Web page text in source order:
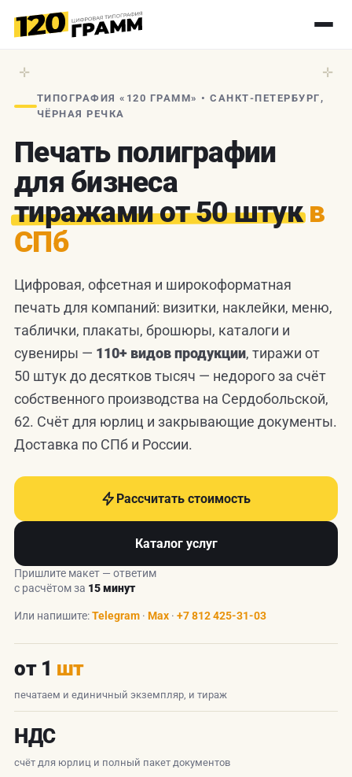
✛ ✛
ТИПОГРАФИЯ «120 ГРАММ» • САНКТ-ПЕТЕРБУРГ,
ЧЁРНАЯ РЕЧКА
Печать полиграфии
для бизнеса
тиражами от 50 штук в
СПб
Цифровая, офсетная и широкоформатная
печать для компаний: визитки, наклейки, меню,
таблички, плакаты, брошюры, каталоги и
сувениры — 110+ видов продукции, тиражи от
50 штук до десятков тысяч — недорого за счёт
собственного производства на Сердобольской,
62. Счёт для юрлиц и закрывающие документы.
Доставка по СПб и России.
Рассчитать стоимость
Каталог услуг
Пришлите макет — ответим
с расчётом за 15 минут
Или напишите:Telegram · Max · +7 812 425-31-03
от 1 шт
печатаем и единичный экземпляр, и тираж
НДС
счёт для юрлиц и полный пакет документов